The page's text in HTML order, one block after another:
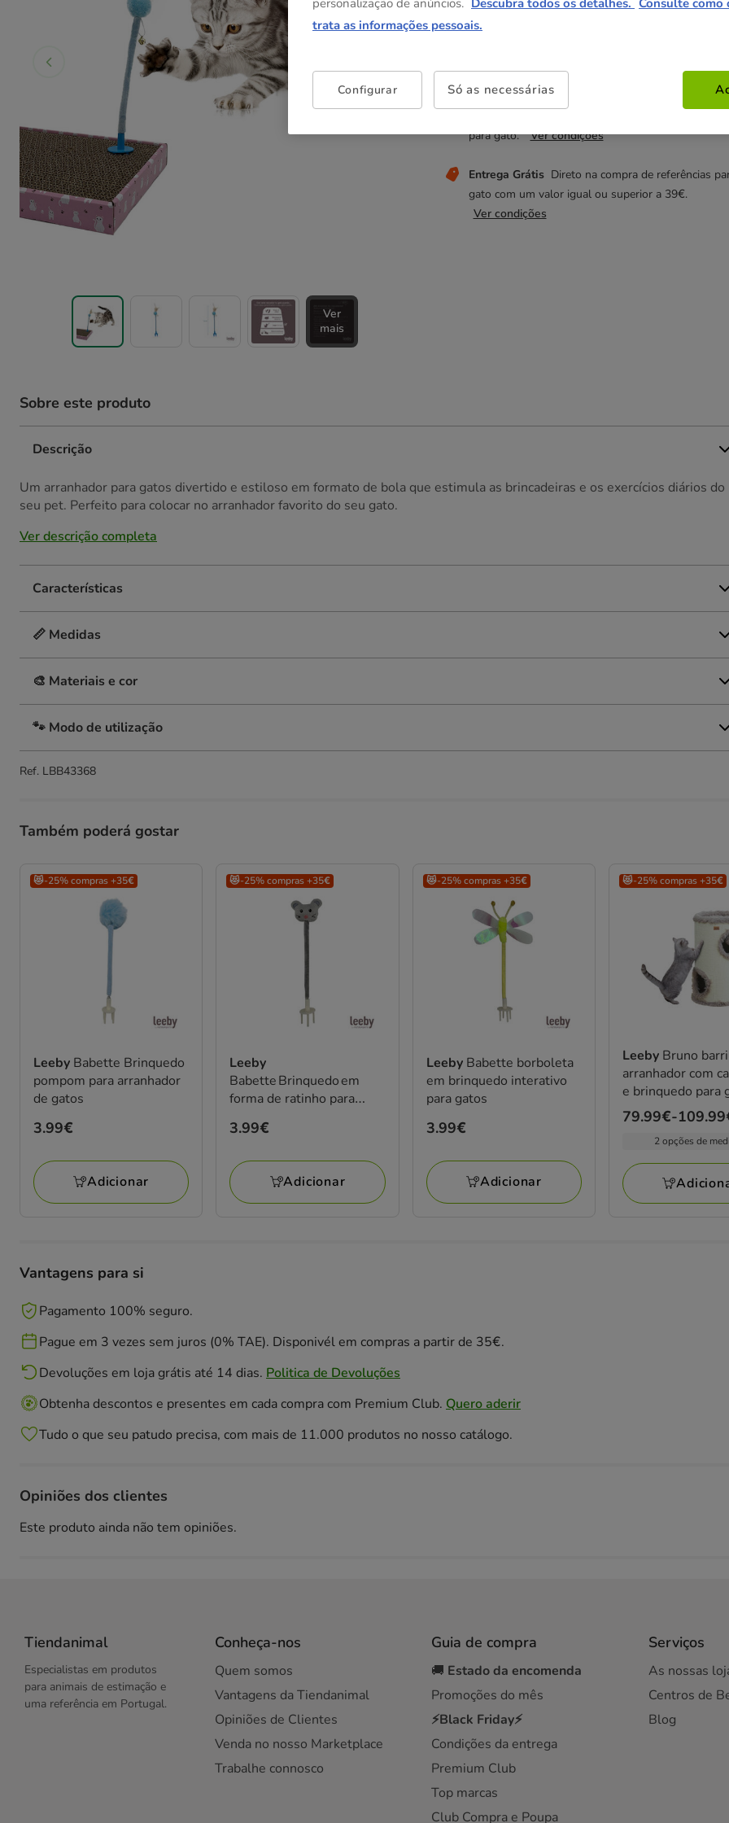
Ver
mais
😻-25% compras +35€
O desconto é aplicado no
para gato. Ver condições
Entrega Grátis Direto na compra de referências
gato com um valor igual ou superior a 39€.
Ver condições
Sobre este produto
Descrição
Um arranhador para gatos divertido e estiloso em formato de bola que estimula as brincadeiras e os exercícios diários do
seu pet. Perfeito para colocar no arranhador favorito do seu gato.
Ver descrição completa
Características
📏 Medidas
🎨 Materiais e cor
🐾 Modo de utilização
Ref. LBB43368
Também poderá gostar
😻-25% compras +35€
Leeby Babette Brinquedo
pompom para arranhador
de gatos
Preço
3.99€
Adicionar
😻-25% compras +35€
Leeby
Babette Brinquedo em
forma de ratinho para
Preço
3.99€
Adicionar
😻-25% compras +35€
Leeby Babette borboleta
em brinquedo interativo
para gatos
Preço
3.99€
Adicionar
😻-25% compras +35€
Leeby Bruno
arranhador com
e brinquedo para
Preço
a
109.99€
79.99€-
2 opções de
Vantagens para si
Pagamento 100% seguro.
Pague em 3 vezes sem juros (0% TAE). Disponivél em compras a partir de 35€.
Devoluções em loja grátis até 14 dias. Politica de Devoluções
Obtenha descontos e presentes em cada compra com Premium Club. Quero aderir
Tudo o que seu patudo precisa, com mais de 11.000 produtos no nosso catálogo.
Opiniões dos clientes
Este produto ainda não tem opiniões.
Tiendanimal
Especialistas em produtos
para animais de estimação e
uma referência em Portugal.
Conheça-nos
Quem somos
Vantagens da Tiendanimal
Opiniões de Clientes
Venda no nosso Marketplace
Trabalhe connosco
Guia de compra
🚚 Estado da encomenda
Promoções do mês
⚡Black Friday⚡
Condições da entrega
Premium Club
Top marcas
Club Compra e Poupa
Serviços
As nossas
Centros de
Blog
trata as informações pessoais.
Configurar Só as necessárias